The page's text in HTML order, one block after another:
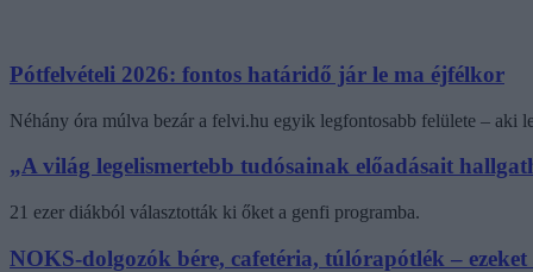
Pótfelvételi 2026: fontos határidő jár le ma éjfélkor
Néhány óra múlva bezár a felvi.hu egyik legfontosabb felülete – aki
„A világ legelismertebb tudósainak előadásait
21 ezer diákból választották ki őket a genfi programba.
NOKS-dolgozók bére, cafetéria, túlórapótlék –